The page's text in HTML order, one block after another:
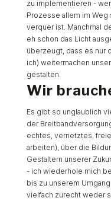
zu implementieren -
Prozesse allem im
verquer ist. Manchmal
eh schon das Licht
überzeugt, dass es nur
ich) weitermachen
gestalten.
Wir
Es gibt so unglaublich
der
echtes, vernetztes,
arbeiten), über die
Gestaltern unserer
- ich wiederhole mich
bis zu unserem
vielfach zurecht weder